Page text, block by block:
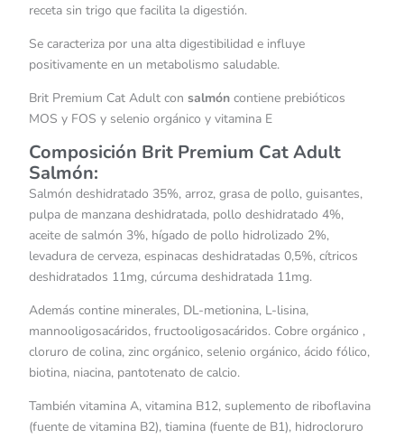
receta sin trigo que facilita la digestión.
Se caracteriza por una alta digestibilidad e influye
positivamente en un metabolismo saludable.
Brit Premium Cat Adult con salmón contiene prebióticos
MOS y FOS y selenio orgánico y vitamina E
Composición Brit Premium Cat Adult
Salmón:
Salmón deshidratado 35%, arroz, grasa de pollo, guisantes,
pulpa de manzana deshidratada, pollo deshidratado 4%,
aceite de salmón 3%, hígado de pollo hidrolizado 2%,
levadura de cerveza, espinacas deshidratadas 0,5%, cítricos
deshidratados 11mg, cúrcuma deshidratada 11mg.
Además contine minerales, DL-metionina, L-lisina,
mannooligosacáridos, fructooligosacáridos. Cobre orgánico ,
cloruro de colina, zinc orgánico, selenio orgánico, ácido fólico,
biotina, niacina, pantotenato de calcio.
También vitamina A, vitamina B12, suplemento de riboflavina
(fuente de vitamina B2), tiamina (fuente de B1), hidrocloruro